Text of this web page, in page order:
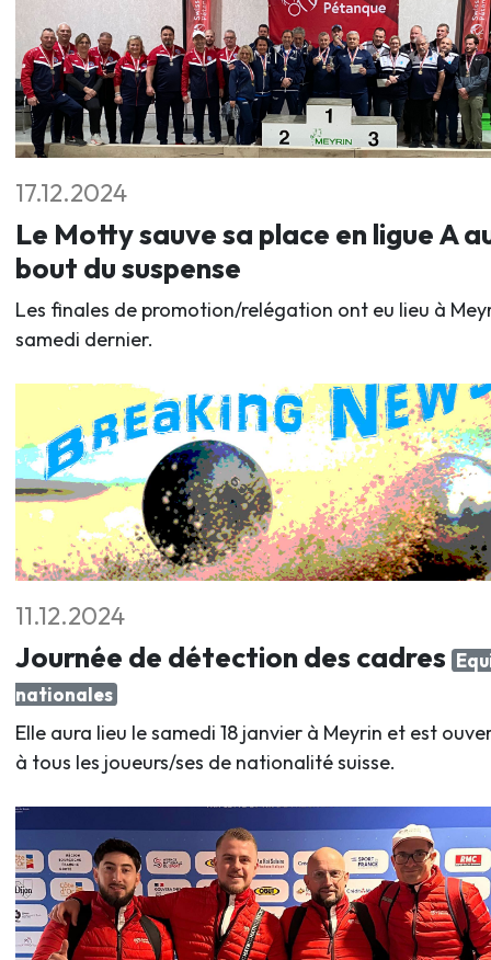
17.12.2024
Le Motty sauve sa place en ligue A
bout du suspense
Les finales de promotion/relégation ont eu lieu à
samedi dernier.
11.12.2024
Journée de détection des cadres
nationales
Elle aura lieu le samedi 18 janvier à Meyrin et est
à tous les joueurs/ses de nationalité suisse.